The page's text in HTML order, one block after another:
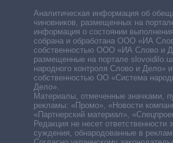
Аналитическая информация об
чиновников, размещенных на
информация о состоянии
собрана и обработана ООО «ИА
собственностью ООО «ИА Слово и
размещенные на портале
народного контроля Слово и Дело»
собственностью ОО «Система
Дело».
Материалы, отмеченные значками,
рекламы: «Промо», «Новости
«Партнерский материал»,
Редакция не несет ответственности
суждения, обнародованные в